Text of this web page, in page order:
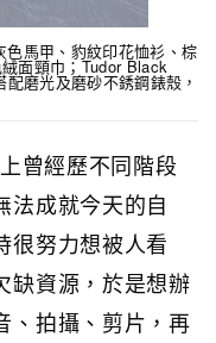
馬甲、豹紋印花恤衫、棕
面頸巾；Tudor Black
磨光及磨砂不銹鋼錶殼，
曾經歷不同階段
法成就今天的自
很努力想被人看
缺資源，於是想辦
、拍攝、剪片，再